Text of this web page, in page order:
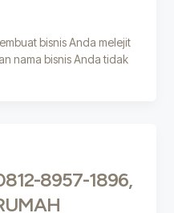
bisnis Anda melejit
nama bisnis Anda tidak
8957-1896,